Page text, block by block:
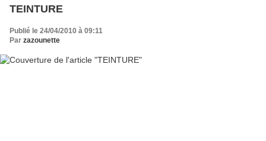
TEINTURE
Publié le 24/04/2010 à 09:11
Par zazounette